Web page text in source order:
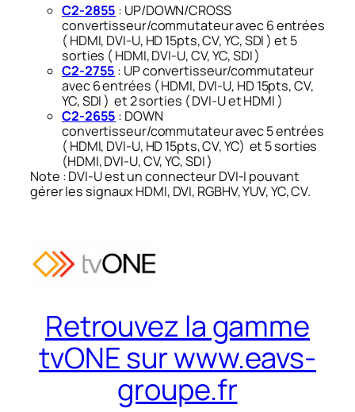
C2-2855 : UP/DOWN/CROSS
convertisseur/commutateur avec 6 entrées
( HDMI, DVI-U, HD 15pts, CV, YC, SDI ) et 5
sorties ( HDMI, DVI-U, CV, YC, SDI )
C2-2755 : UP convertisseur/commutateur
avec 6 entrées ( HDMI, DVI-U, HD 15pts, CV,
YC, SDI ) et 2 sorties ( DVI-U et HDMI )
C2-2655 : DOWN
convertisseur/commutateur avec 5 entrées
( HDMI, DVI-U, HD 15pts, CV, YC) et 5 sorties
(HDMI, DVI-U, CV, YC, SDI )
Note : DVI-U est un connecteur DVI-I pouvant
gérer les signaux HDMI, DVI, RGBHV, YUV, YC, CV.
Retrouvez la gamme
tvONE sur www.eavs-
groupe.fr